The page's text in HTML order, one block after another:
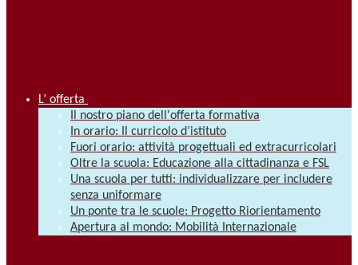
L’ offerta
Il nostro piano dell'offerta formativa
In orario: Il curricolo d’istituto
Fuori orario: attività progettuali ed extracurricolari
Oltre la scuola: Educazione alla cittadinanza e FSL
Una scuola per tutti: individualizzare per includere
senza uniformare
Un ponte tra le scuole: Progetto Riorientamento
Apertura al mondo: Mobilità Internazionale